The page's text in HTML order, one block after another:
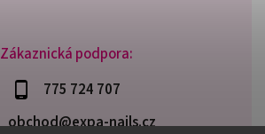
Zákaznická podpora:
775 724 707
obchod@expa-nails.cz